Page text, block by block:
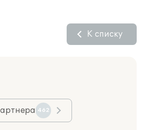
К списку
462